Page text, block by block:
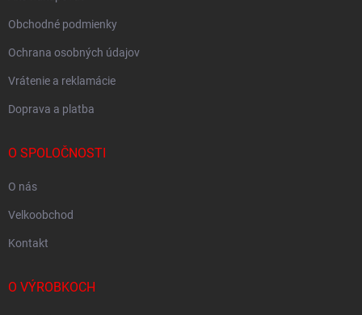
Obchodné podmienky
Ochrana osobných údajov
Vrátenie a reklamácie
Doprava a platba
O SPOLOČNOSTI
O nás
Velkoobchod
Kontakt
O VÝROBKOCH